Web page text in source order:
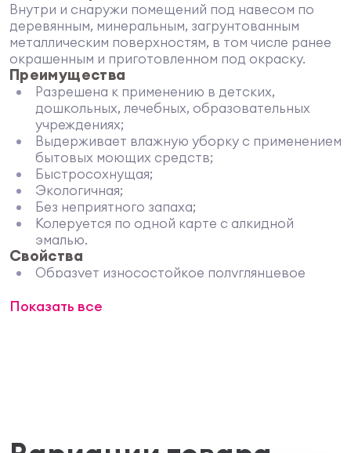
Внутри и снаружи помещений под навесом по
деревянным, минеральным, загрунтованным
металлическим поверхностям, в том числе ранее
окрашенным и приготовленном под окраску.
Преимущества
Разрешена к применению в детских,
дошкольных, лечебных, образовательных
учреждениях;
Выдерживает влажную уборку с применением
бытовых моющих средств;
Быстросохнущая;
Экологичная;
Без неприятного запаха;
Колеруется по одной карте с алкидной
эмалью.
Свойства
Образует износостойкое полуглянцевое
Выдерживает мытье с использованием
Показать все